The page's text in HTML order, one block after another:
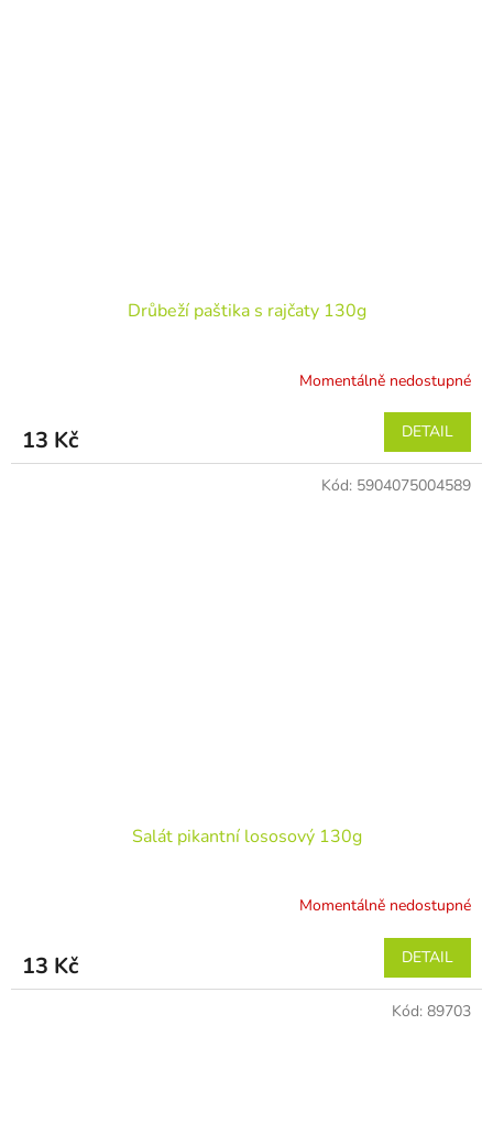
Drůbeží paštika s rajčaty 130g
Momentálně nedostupné
13 Kč DETAIL
Salát pikantní lososový 130g
Momentálně nedostupné
13 Kč DETAIL
Kód: 5904075004589
Kód: 89703